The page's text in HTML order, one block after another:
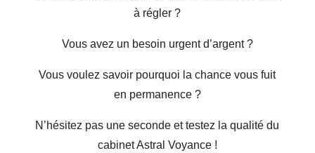
à régler ?
Vous avez un besoin urgent d’argent ?
Vous voulez savoir pourquoi la chance vous fuit
en permanence ?
N’hésitez pas une seconde et testez la qualité du
cabinet Astral Voyance !